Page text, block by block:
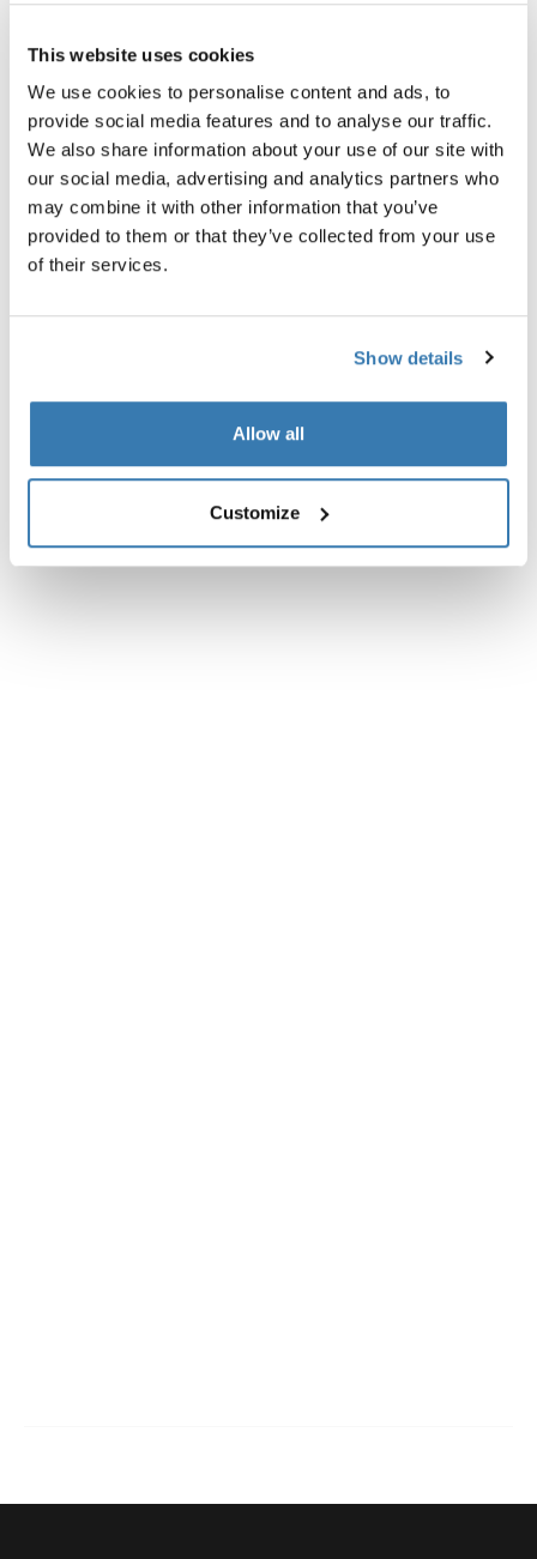
This website uses cookies
We use cookies to personalise content and ads, to
provide social media features and to analyse our traffic.
We also share information about your use of our site with
our social media, advertising and analytics partners who
may combine it with other information that you’ve
provided to them or that they’ve collected from your use
of their services.
Show details
Allow all
Customize
El Thule Subterra 2 Powershuttle proporciona un
almacenamiento cuidadoso para cargadores, cables,
pequeños dispositivos electrónicos, bolígrafos y otros
artículos.
Toggle techspec
Especificaciones técnicas